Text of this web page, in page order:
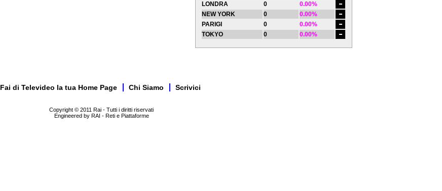
LONDRA 0
0.00%
NEW YORK
0
0.00%
PARIGI
0
0.00%
TOKYO
0 0.00%
Fai di Televideo la tua Home Page Chi Siamo Scrivici
Copyright © 2011 Rai - Tutti i diritti riservati
Engineered by RAI - Reti e Piattaforme